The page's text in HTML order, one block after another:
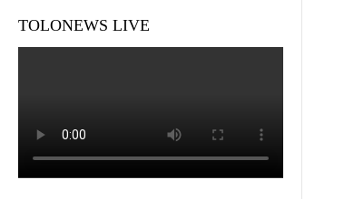
TOLONEWS LIVE